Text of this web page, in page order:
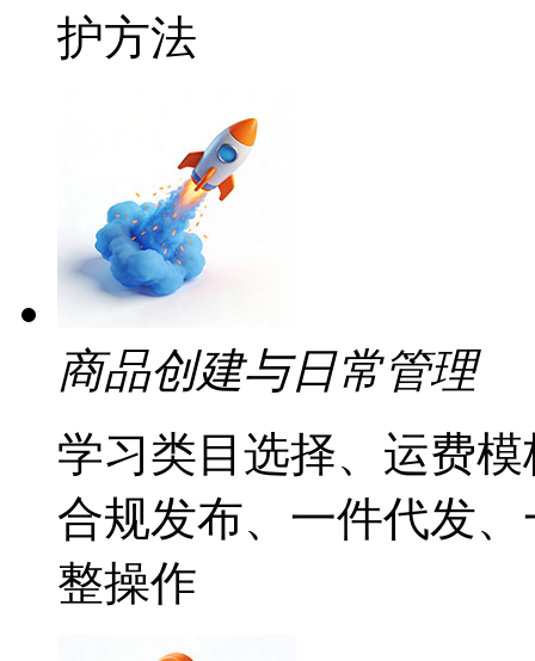
护方法
商品创建与日常管理
学习类目选择、运费
合规发布、一件代发
整操作